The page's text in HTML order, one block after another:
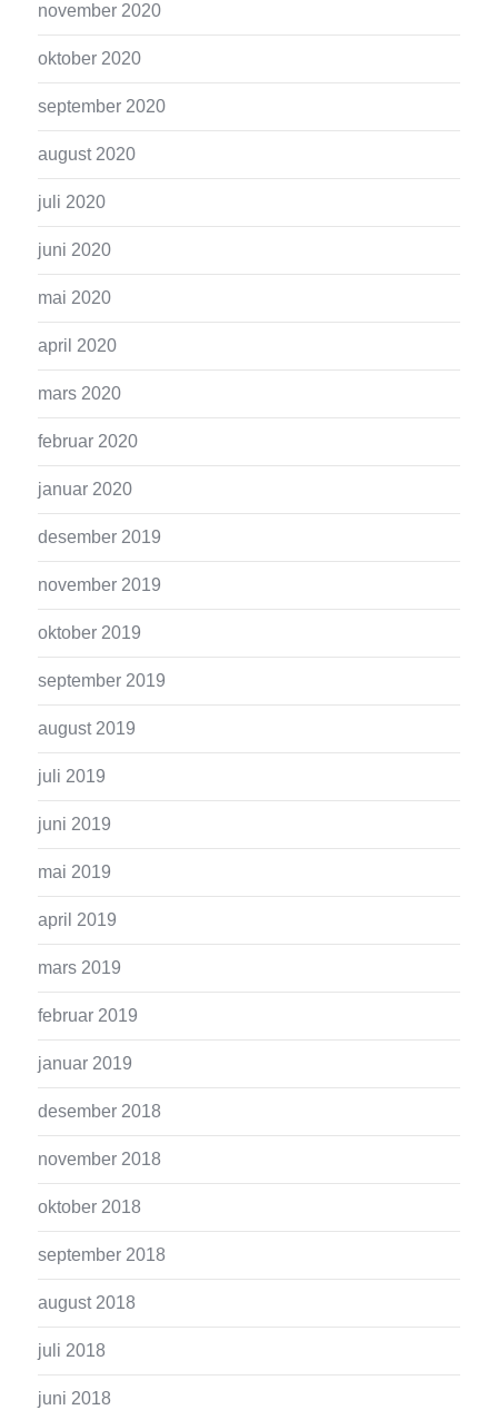
november 2020
oktober 2020
september 2020
august 2020
juli 2020
juni 2020
mai 2020
april 2020
mars 2020
februar 2020
januar 2020
desember 2019
november 2019
oktober 2019
september 2019
august 2019
juli 2019
juni 2019
mai 2019
april 2019
mars 2019
februar 2019
januar 2019
desember 2018
november 2018
oktober 2018
september 2018
august 2018
juli 2018
juni 2018